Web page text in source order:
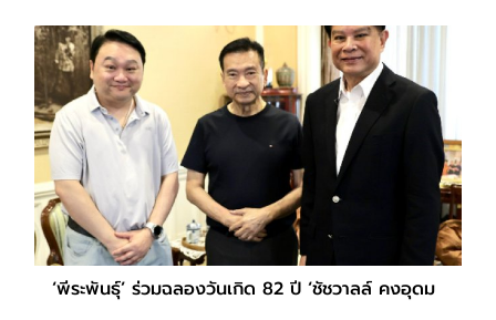
‘พีระพันธุ์’ ร่วมฉลองวันเกิด 82 ปี ‘ชัชวาลล์ คงอุดม